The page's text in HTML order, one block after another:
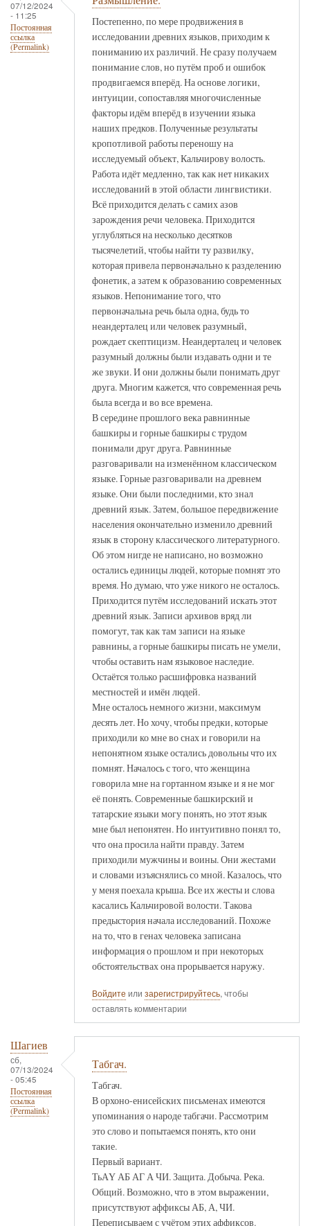
07/12/2024
- 11:25
Постоянная
ссылка
(Permalink)
Постепенно, по мере продвижения в
исследовании древних языков, приходим к
пониманию их различий. Не сразу получаем
понимание слов, но путём проб и ошибок
продвигаемся вперёд. На основе логики,
интуиции, сопоставляя многочисленные
факторы идём вперёд в изучении языка
наших предков. Полученные результаты
кропотливой работы переношу на
исследуемый объект, Кальчирову волость.
Работа идёт медленно, так как нет никаких
исследований в этой области лингвистики.
Всё приходится делать с самих азов
зарождения речи человека. Приходится
углубляться на несколько десятков
тысячелетий, чтобы найти ту развилку,
которая привела первоначально к разделению
фонетик, а затем к образованию современных
языков. Непонимание того, что
первоначальна речь была одна, будь то
неандерталец или человек разумный,
рождает скептицизм. Неандерталец и человек
разумный должны были издавать одни и те
же звуки. И они должны были понимать друг
друга. Многим кажется, что современная речь
была всегда и во все времена.
В середине прошлого века равнинные
башкиры и горные башкиры с трудом
понимали друг друга. Равнинные
разговаривали на изменённом классическом
языке. Горные разговаривали на древнем
языке. Они были последними, кто знал
древний язык. Затем, большое передвижение
населения окончательно изменило древний
язык в сторону классического литературного.
Об этом нигде не написано, но возможно
остались единицы людей, которые помнят это
время. Но думаю, что уже никого не осталось.
Приходится путём исследований искать этот
древний язык. Записи архивов вряд ли
помогут, так как там записи на языке
равнины, а горные башкиры писать не умели,
чтобы оставить нам языковое наследие.
Остаётся только расшифровка названий
местностей и имён людей.
Мне осталось немного жизни, максимум
десять лет. Но хочу, чтобы предки, которые
приходили ко мне во снах и говорили на
непонятном языке остались довольны что их
помнят. Началось с того, что женщина
говорила мне на гортанном языке и я не мог
её понять. Современные башкирский и
татарские языки могу понять, но этот язык
мне был непонятен. Но интуитивно понял то,
что она просила найти правду. Затем
приходили мужчины и воины. Они жестами
и словами изъяснялись со мной. Казалось, что
у меня поехала крыша. Все их жесты и слова
касались Кальчировой волости. Такова
предыстория начала исследований. Похоже
на то, что в генах человека записана
информация о прошлом и при некоторых
обстоятельствах она прорывается наружу.
Войдите или зарегистрируйтесь, чтобы
оставлять комментарии
Шагиев
сб,
07/13/2024
- 05:45
Постоянная
ссылка
(Permalink)
Табгач.
Табгач.
В орхоно-енисейских письменах имеются
упоминания о народе табгачи. Рассмотрим
это слово и попытаемся понять, кто они
такие.
Первый вариант.
ТьАҮ АБ АГ А ЧИ. Защита. Добыча. Река.
Общий. Возможно, что в этом выражении,
присутствуют аффиксы АБ, А, ЧИ.
Переписываем с учётом этих аффиксов.